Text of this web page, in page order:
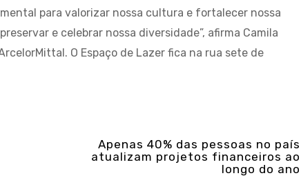
para valorizar nossa cultura e fortalecer nossa
e celebrar nossa diversidade”, afirma Camila
O Espaço de Lazer fica na rua sete de
Apenas 40% das pessoas no país
atualizam projetos financeiros ao
longo do ano